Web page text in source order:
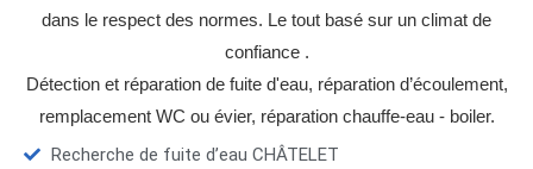
dans le respect des normes. Le tout basé sur un climat de
confiance .
Détection et réparation de fuite d'eau, réparation d’écoulement,
remplacement WC ou évier, réparation chauffe-eau - boiler.
Recherche de fuite d’eau CHÂTELET